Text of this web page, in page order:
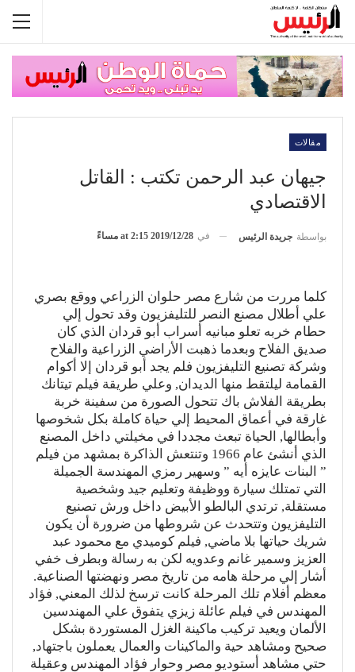
مقالات
جيهان عبد الرحمن تكتب : القاتل
الاقتصادي
بواسطة جريدة الرئيس في 2019/12/28 at 2:15 مساءً
كلما مررت من شارع مصر حلوان الزراعي ووقع بصري
علي أطلال مصنع النصر للتليفزيون وقد تحول إلي
حطام خربه تعلو مبانيه أسراب أبو قردان الذي كان
صديق الفلاح وبعدما ذهبت الأراضي الزراعية والفلاح
وشركة تصنيع التليفزيون فلم يجد أبو قردان إلا أكوام
القمامة ليلتقط منها الديدان, وعلي طريقة فيلم تيتانك
بطريقة الفلاش باك تتحول الصورة من سفينة خربة
غارقة في أعماق المحيط إلي حياة كاملة بكل شخوصها
وأبطالها, الحياة تبعث مجددا في مخيلتي داخل المصنع
الذي أنشئ عام 1966 وتنتعش الذاكرة بمشهد من فيلم
” البنات عايزه أيه ” وسهير رمزي المهندسة الجميلة
التي تمتلك سيارة ووظيفة وتعليم جيد وشخصية
مستقلة, ترتدي البالطو الأبيض داخل ورش تصنيع
التليفزيون وتتحدث عن شروطها من ضرورة أن يكون
شريك حياتها بلا ماضي, فيلم كوميدي مع محمود عبد
العزيز وسمير غانم وعدويه لكن به رسالة وبطرف خفي
أشار إلي مرحلة هامه من تاريخ مصر ونهضتها الصناعية.
معظم أفلام تلك المرحلة كانت ترسخ لذلك المعني, فؤاد
المهندس في فيلم عائلة زيزي يتفوق علي المهندسين
الألمان ويعيد تركيب ماكينة الغزل المستوردة بشكل
صحيح ومشاهد حية والماكينات والعمال يعملون باجتهاد,
حتي مشاهد أستوديو مصر وحوار فؤاد المهندس وعقيلة